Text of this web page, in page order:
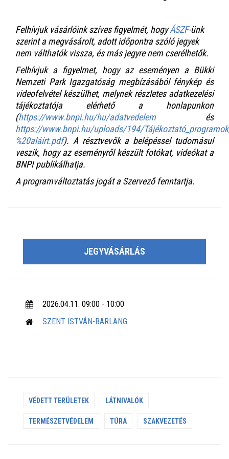
Felhívjuk vásárlóink szíves figyelmét, hogyÁSZF-ünk
szerint a megvásárolt, adott időpontra szóló jegyek
nem válthatók vissza, és más jegyre nem cserélhetők.
Felhívjuk a figyelmet, hogy az eseményen a Bükki
Nemzeti Park Igazgatóság megbízásából fénykép és
videofelvétel készülhet, melynek részletes adatkezelési
tájékoztatója elérhető a honlapunkon
(https://www.bnpi.hu/hu/adatvedelem és
https://www.bnpi.hu/uploads/194/
%20aláírt.pdf). A résztvevők a belépéssel tudomásul
veszik, hogy az eseményről készült fotókat, videókat a
BNPI publikálhatja.
A programváltoztatás jogát a Szervező fenntartja.
JEGYVÁSÁRLÁS
2026.04.11. 09:00 - 10:00
SZENT ISTVÁN-BARLANG
VÉDETT TERÜLETEK LÁTNIVALÓK
TERMÉSZETVÉDELEM TÚRA SZAKVEZETÉS